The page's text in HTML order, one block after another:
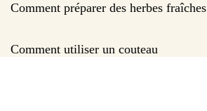
Comment préparer des herbes fraîches
Comment utiliser un couteau